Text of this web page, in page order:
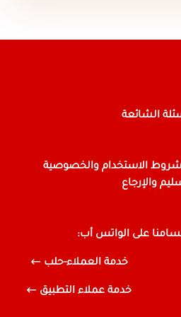
الشائعة
شروط الاستخدام والخصوصية
والإرجاع
على الواتس أب:
خدمة العملاء-حلب
خدمة عملاء التطبيق